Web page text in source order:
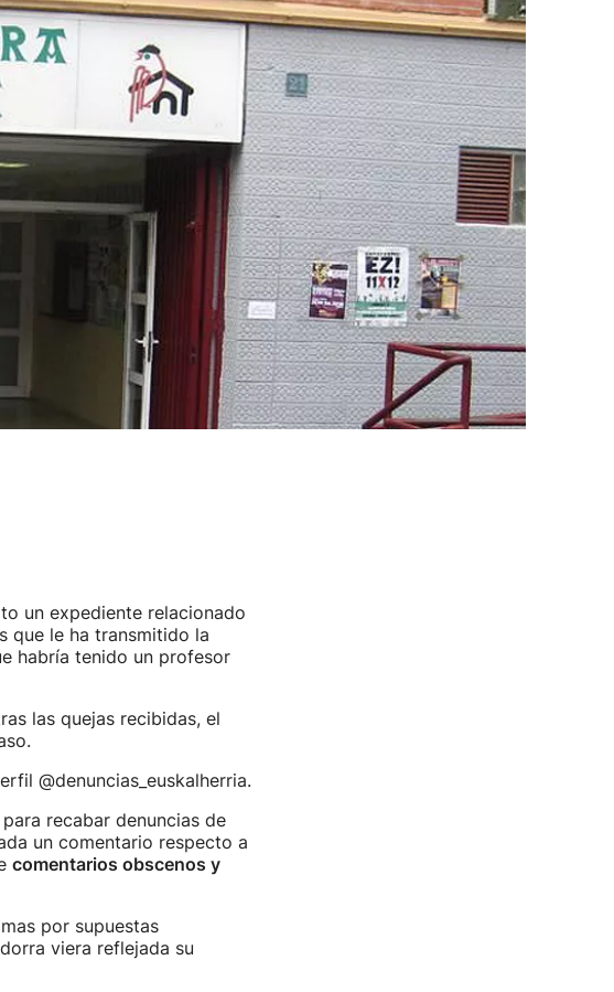
un expediente relacionado
que le ha transmitido la
habría tenido un profesor
las quejas recibidas, el
@denuncias_euskalherria.
recabar denuncias de
un comentario respecto a
comentarios obscenos y
por supuestas
viera reflejada su